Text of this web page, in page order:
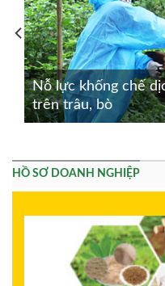
Nỗ lực khống chế
trên trâu, bò
HỒ SƠ DOANH NGHIỆP